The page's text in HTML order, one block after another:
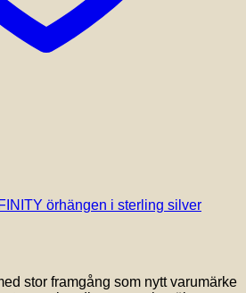
örhängen i sterling silver
stor framgång som nytt varumärke